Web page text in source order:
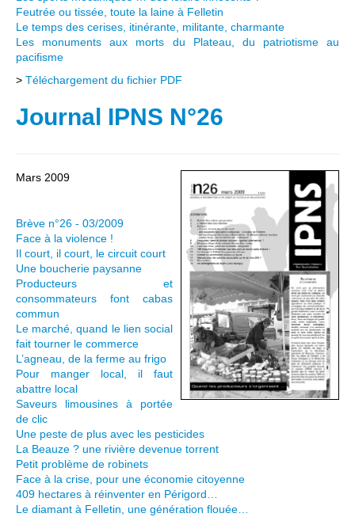
Feutrée ou tissée, toute la laine à Felletin
Le temps des cerises, itinérante, militante, charmante
Les monuments aux morts du Plateau, du patriotisme au
pacifisme
> Téléchargement du fichier PDF
Journal IPNS N°26
Mars 2009
Brève n°26 - 03/2009
Face à la violence !
Il court, il court, le circuit court
Une boucherie paysanne
Producteurs et
consommateurs font cabas
commun
Le marché, quand le lien social
fait tourner le commerce
L’agneau, de la ferme au frigo
Pour manger local, il faut
abattre local
Saveurs limousines à portée
de clic
Une peste de plus avec les pesticides
La Beauze ? une rivière devenue torrent
Petit problème de robinets
Face à la crise, pour une économie citoyenne
409 hectares à réinventer en Périgord…
Le diamant à Felletin, une génération flouée…